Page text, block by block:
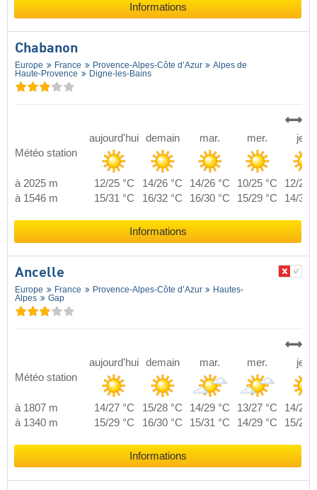
Informations
Chabanon
Europe France Provence-Alpes-Côte d’Azur
Alpes de
Haute-Provence
Digne-les-Bains
Météo station
aujourd'hui demain mar. mer. jeu.
à 2025 m 12/25 °C 14/26 °C 14/26 °C 10/25 °C
12/26
à 1546 m
15/31 °C 16/32 °C 16/30 °C 15/29 °C 14/31
Informations
Ancelle
Europe France Provence-Alpes-Côte d’Azur
Hautes-
Alpes
Gap
Météo station
aujourd'hui demain mar. mer. jeu.
à 1807 m 14/27 °C 15/28 °C 14/29 °C 13/27 °C
14/27
à 1340 m
15/29 °C 16/30 °C 15/31 °C 14/29 °C 15/29
Informations